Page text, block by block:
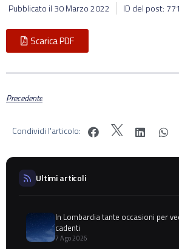
Pubblicato il 30 Marzo 2022 ID del post:
Scarica PDF
Precedente
Condividi l'articolo:
Ultimi articoli
In Lombardia tante occasioni per
cadenti
7 Ago 2026